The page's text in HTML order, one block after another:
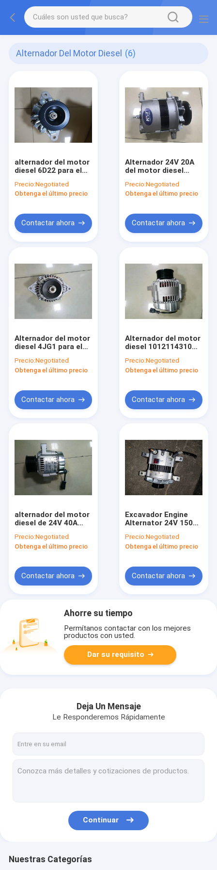
Alternador Del Motor Diesel (6)
alternador del motor
diesel 6D22 para el
ME017632 24V 50A
Precio:Negotiated
Obtenga el último precio
Contactar ahora
Alternador 24V 20A
del motor diesel
excavador 4D95
6008213850
Precio:Negotiated
Obtenga el último precio
Contactar ahora
Alternador del motor
diesel 4JG1 para el
ZX708-94428798-0
24V 45A
Precio:Negotiated
Obtenga el último precio
Contactar ahora
Alternador del motor
diesel 1012114310
excavador PC200-7
24V 40A
Precio:Negotiated
Obtenga el último precio
Contactar ahora
alternador del motor
diesel de 24V 40A
excavador PC200-8
600-861-3420
Precio:Negotiated
Obtenga el último precio
Contactar ahora
Excavador Engine
Alternator 24V 150A
272-1889 226-7683
Precio:Negotiated
Obtenga el último precio
Contactar ahora
Ahorre su tiempo
Permítanos contactar con los mejores
productos con usted.
Dar su requisito
Deja Un Mensaje
Le Responderemos Rápidamente
Continuar
Nuestras Categorías